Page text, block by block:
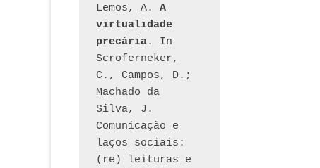
Lemos, A. A
virtualidade
precária. In
Scroferneker,
C., Campos, D.;
Machado da
Silva, J.
Comunicação e
laços sociais:
(re) leituras e